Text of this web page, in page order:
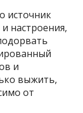
источник
настроения,
и
выжить,
от